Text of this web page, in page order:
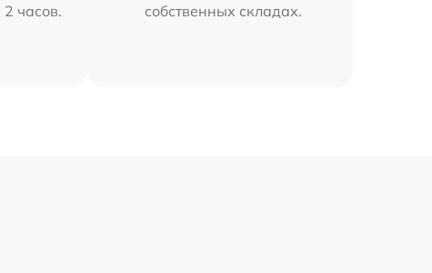
часов.
собственных складах.